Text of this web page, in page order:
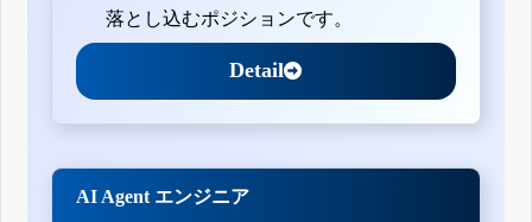
落とし込むポジションです。
Detail
AI Agent エンジニア